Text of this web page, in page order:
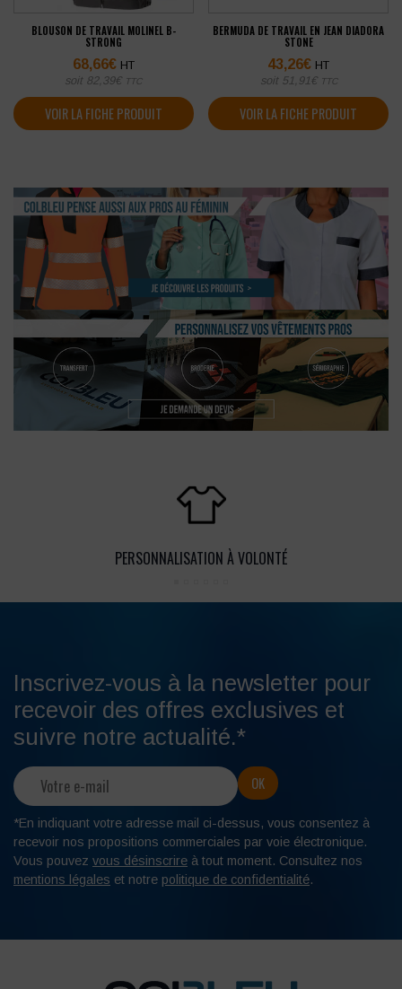
BLOUSON DE TRAVAIL MOLINEL B-
STRONG
68,66€ HT
soit 82,39€ TTC
VOIR LA FICHE PRODUIT
BERMUDA DE TRAVAIL EN JEAN DIADORA
STONE
43,26€ HT
soit 51,91 € TTC
VOIR LA FICHE PRODUIT
PERSONNALISATION À VOLONTÉ
Inscrivez-vous à la newsletter pour
recevoir des offres exclusives et
suivre notre actualité.*
*En indiquant votre adresse mail ci-dessus, vous consentez à
recevoir nos propositions commerciales par voie électronique.
Vous pouvez vous désinscrire à tout moment. Consultez nos
mentions légales et notre politique de confidentialité.